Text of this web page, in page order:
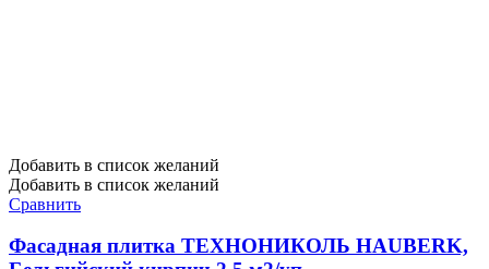
Добавить в список желаний
Добавить в список желаний
Сравнить
Фасадная плитка ТЕХНОНИКОЛЬ HAUBERK,